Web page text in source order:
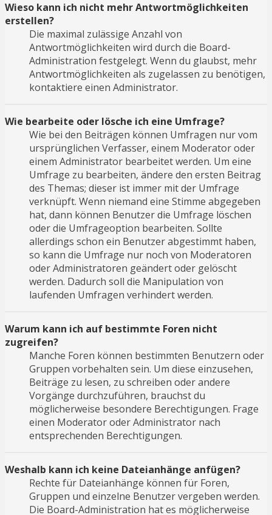
Wieso kann ich nicht mehr Antwortmöglichkeiten
erstellen?
Die maximal zulässige Anzahl von
Antwortmöglichkeiten wird durch die Board-
Administration festgelegt. Wenn du glaubst, mehr
Antwortmöglichkeiten als zugelassen zu benötigen,
kontaktiere einen Administrator.
Wie bearbeite oder lösche ich eine Umfrage?
Wie bei den Beiträgen können Umfragen nur vom
ursprünglichen Verfasser, einem Moderator oder
einem Administrator bearbeitet werden. Um eine
Umfrage zu bearbeiten, ändere den ersten Beitrag
des Themas; dieser ist immer mit der Umfrage
verknüpft. Wenn niemand eine Stimme abgegeben
hat, dann können Benutzer die Umfrage löschen
oder die Umfrageoption bearbeiten. Sollte
allerdings schon ein Benutzer abgestimmt haben,
so kann die Umfrage nur noch von Moderatoren
oder Administratoren geändert oder gelöscht
werden. Dadurch soll die Manipulation von
laufenden Umfragen verhindert werden.
Warum kann ich auf bestimmte Foren nicht
zugreifen?
Manche Foren können bestimmten Benutzern oder
Gruppen vorbehalten sein. Um diese einzusehen,
Beiträge zu lesen, zu schreiben oder andere
Vorgänge durchzuführen, brauchst du
möglicherweise besondere Berechtigungen. Frage
einen Moderator oder Administrator nach
entsprechenden Berechtigungen.
Weshalb kann ich keine Dateianhänge anfügen?
Rechte für Dateianhänge können für Foren,
Gruppen und einzelne Benutzer vergeben werden.
Die Board-Administration hat es möglicherweise